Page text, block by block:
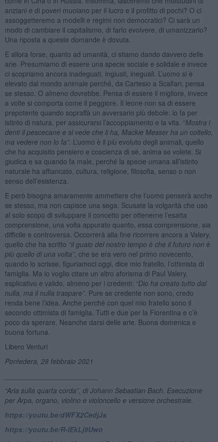
anziani e di poveri muoiano per il lucro e il profitto di pochi? O ci
assoggetteremo a modelli e regimi non democratici? Ci sarà un
modo di cambiare il capitalismo, di farlo evolvere, di umanizzarlo?
Una riposta a queste domande è dovuta.
E allora forse, quanto ad umanità, ci stiamo dando davvero delle
arie. Presumiamo di essere una specie sociale e solidale e invece
ci scopriamo ancora inadeguati, ingiusti, ineguali. L’uomo si è
elevato dal mondo animale perché, da Cartesio a Scalfari, pensa
se stesso. O almeno dovrebbe. Pensa di essere il migliore, invece
a volte si comporta come il peggiore. Il leone non sa di essere
prepotente quando sopraffà un avversario più debole: lo fa per
istinto di natura, per assicurarsi l’accoppiamento e la vita. “Mostra i
denti il pescecane e si vede che li ha, Mackie Messer ha un coltello,
ma vedere non lo fa”. L’uomo è il più evoluto degli animali, quello
che ha acquisito pensiero e coscienza di sé, anima se volete. Si
giudica e sa quando fa male, perché la specie umana all’istinto
naturale ha affiancato, cultura, religione, filosofia, senso o non
senso dell’esistenza.
E però bisogna amaramente ammettere che l’uomo penserà anche
se stesso, ma non capisce una sega. Scusate la volgarità che uso
al solo scopo di sviluppare il concetto per ottenerne l’esatta
comprensione, una volta appurato quanto, essa comprensione, sia
difficile e controversa. Occorrerà alla fine ricorrere ancora a Valery,
quello che ha scritto “il guaio del nostro tempo è che il futuro non è
più quello di una volta”, che se era vero nel primo novecento,
quando lo scrisse, figuriamoci oggi, dice mio fratello, l’ottimista di
famiglia. Ma io voglio citare un altro aforisma di Paul Valery,
esplicativo e valido, almeno per i credenti: “Dio ha creato tutto dal
nulla, ma il nulla traspare”. Pure se credente non sono, credo
renda bene l’idea. Anche perché con quel mio fratello sono il
secondo ottimista di famiglia. Tutti e due per la Fiorentina e c’è
poco da sperare. Neanche darsi delle arie. Buona domenica e
buona fortuna.
Libero Venturi
Pontedera, 28 febbraio 2021
“Aria sulla quarta corda”, di Johann Sebastian Bach. Esecuzione
per Arpa, organo, violino e violoncello e versione orchestrale.
https://youtu.be/dWFX2CedjJs
https://youtu.be/R-IEkLj9Uwo